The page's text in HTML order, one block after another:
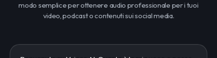
modo semplice per ottenere audio professionale per i tuoi
video, podcast o contenuti sui social media.